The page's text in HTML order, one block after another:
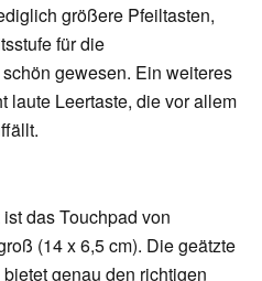
größere Pfeiltasten,
für die
gewesen. Ein weiteres
laute Leertaste, die vor allem
das Touchpad von
(14 x 6,5 cm). Die geätzte
genau den richtigen